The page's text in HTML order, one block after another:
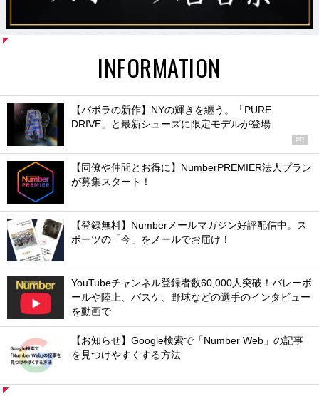
INFORMATION
【バボラの新作】NYの輝きを纏う。「PURE
DRIVE」と最新シューズに限定モデルが登場
PR
【同僚や仲間とお得に】NumberPREMIER法人プラン
が募集スタート！
【登録無料】Numberメールマガジン好評配信中。ス
ポーツの「今」をメールでお届け！
YouTubeチャンネル登録者数60,000人突破！バレーボ
ールや陸上、バスケ、野球などの選手のインタビュー
を動画で
【お知らせ】Google検索で「Number Web」の記事
を見つけやすくする方法